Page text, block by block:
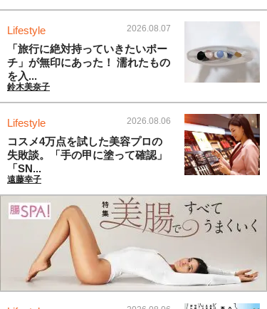
Lifestyle 2026.08.07
「旅行に絶対持っていきたいポー
チ」が無印にあった！ 濡れたもの
を入...
鈴木美奈子
Lifestyle 2026.08.06
コスメ4万点を試した美容プロの
失敗談。「手の甲に塗って確認」
「SN...
遠藤幸子